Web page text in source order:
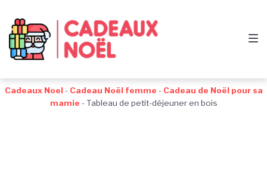
navigation
au
contenu
au
pied
de
Cadeaux Noel - Cadeau Noël femme - Cadeau de Noël pour sa
mamie -Tableau de petit-déjeuner en bois